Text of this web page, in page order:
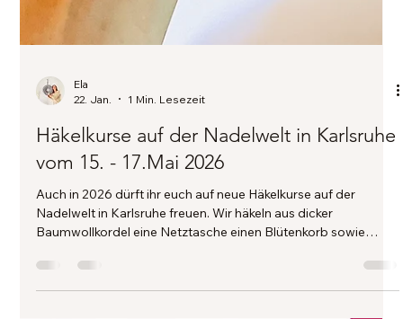
22. Jan.
1 Min. Lesezeit
Häkelkurse auf der Nadelwelt in Karlsruhe
vom 15. - 17.Mai 2026
Auch in 2026 dürft ihr euch auf neue Häkelkurse auf der
Nadelwelt in Karlsruhe freuen. Wir häkeln aus dicker